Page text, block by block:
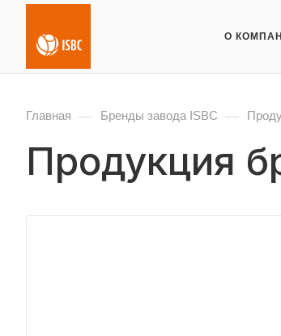
О
Главная — Бренды завода ISBC —
Продукция